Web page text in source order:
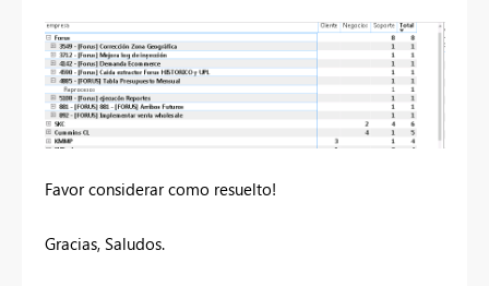
Favor considerar como resuelto!
Gracias, Saludos.